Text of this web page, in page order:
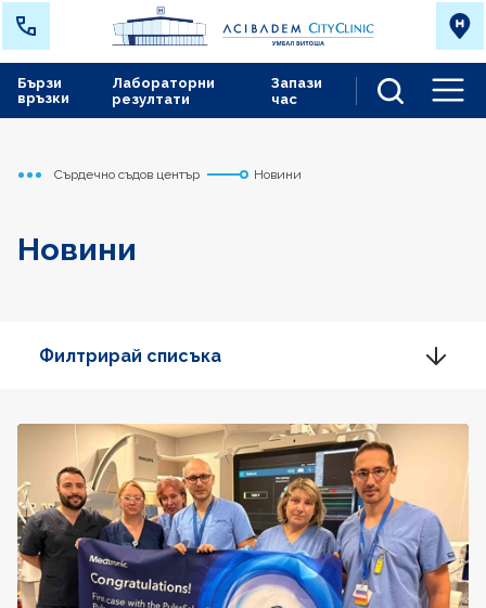
Лабораторни
резултати
Запази
час
Бързи
връзки
Начало
Сърдечно съдов център Новини
Новини
Филтрирай списъка